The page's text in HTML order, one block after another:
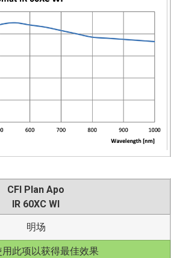
CFI Plan Apo
IR 60XC WI
明场
此项以获得最佳效果